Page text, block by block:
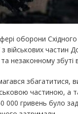
оборони
військових частин
незаконному збуті
збагатитися,
частиною,
000 гривень було